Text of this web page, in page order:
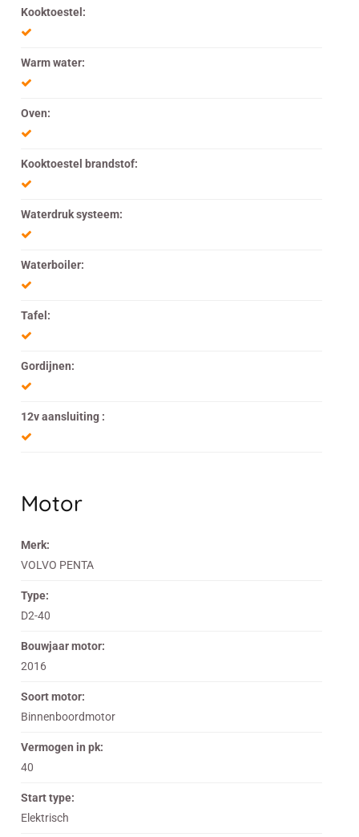
Kooktoestel:
Warm water:
Oven:
Kooktoestel brandstof:
Waterdruk systeem:
Waterboiler:
Tafel:
Gordijnen:
12v aansluiting :
Motor
Merk:
VOLVO PENTA
Type:
D2-40
Bouwjaar motor:
2016
Soort motor:
Binnenboordmotor
Vermogen in pk:
40
Start type:
Elektrisch